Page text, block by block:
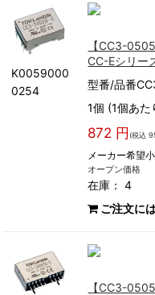
K0059000
0254
【CC3-
CC-Eシリー
型番/品番
1個 (1個あ
872 円 (税込
メーカー希望
オープン価格
在庫： 4
ご注文に
【CC3-